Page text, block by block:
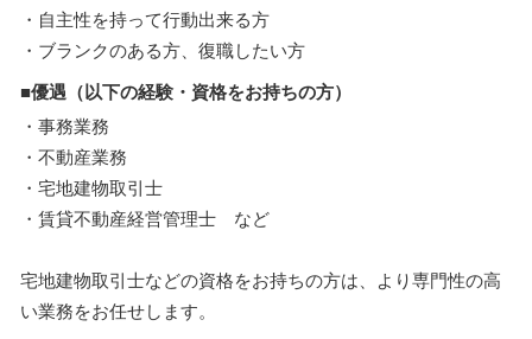
・自主性を持って行動出来る方
・ブランクのある方、復職したい方
■優遇（以下の経験・資格をお持ちの方）
・事務業務
・不動産業務
・宅地建物取引士
・賃貸不動産経営管理士 など
宅地建物取引士などの資格をお持ちの方は、より専門性の高
い業務をお任せします。